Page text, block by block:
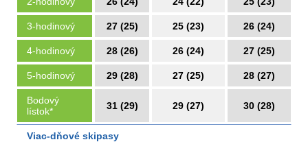
3-hodinový 27 (25) 25 (23) 26 (24)
4-hodinový 28 (26) 26 (24) 27 (25)
5-hodinový 29 (28) 27 (25) 28 (27)
Bodový
lístok*
31 (29) 29 (27) 30 (28)
Viac-dňové skipasy